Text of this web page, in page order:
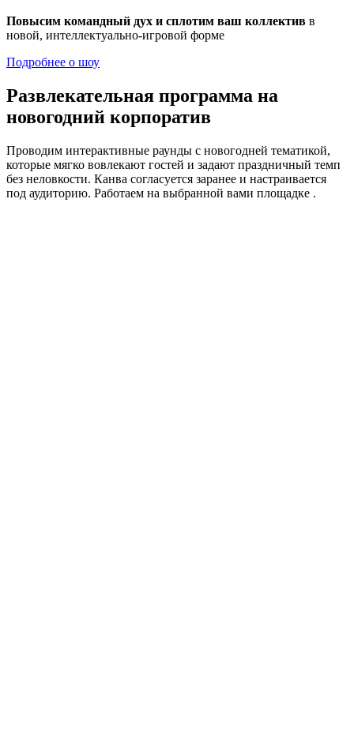
Повысим командный дух и сплотим ваш коллектив в
новой, интеллектуально-игровой форме
Подробнее о шоу
Развлекательная программа на
новогодний корпоратив
Проводим интерактивные раунды с новогодней тематикой,
которые мягко вовлекают гостей и задают праздничный темп
без неловкости. Канва согласуется заранее и настраивается
под аудиторию. Работаем на выбранной вами площадке .